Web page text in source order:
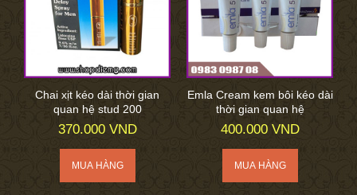
Chai xịt kéo dài thời gian
quan hệ stud 200
370.000 VND
Emla Cream kem bôi kéo dài
thời gian quan hệ
400.000 VND